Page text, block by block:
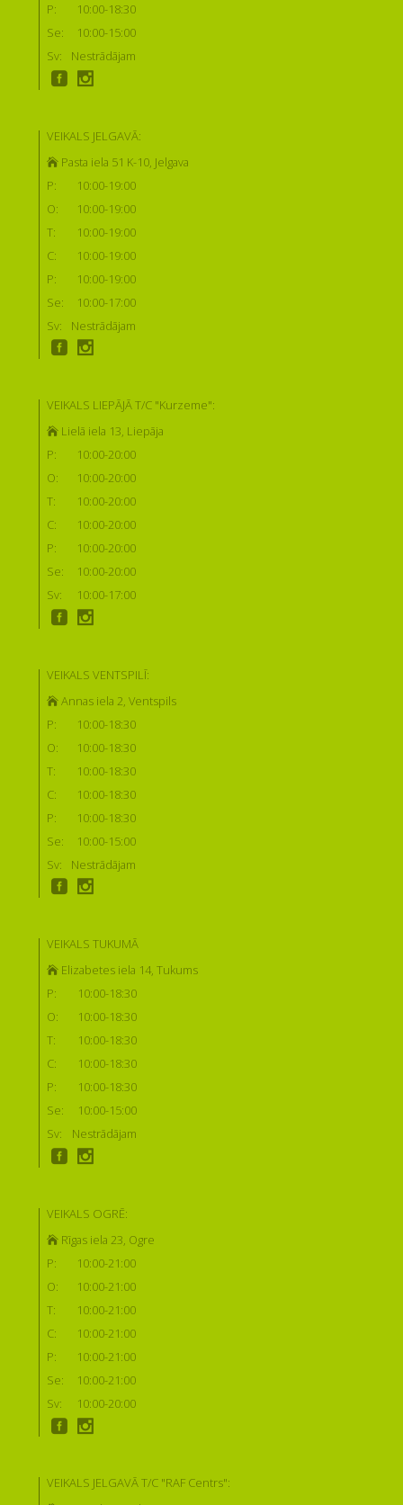
P:
10:00-18:30
Se:
10:00-15:00
Sv:
Nestrādājam
VEIKALS JELGAVĀ:
Pasta iela 51 K-10, Jelgava
P:
10:00-19:00
O:
10:00-19:00
T:
10:00-19:00
C:
10:00-19:00
P:
10:00-19:00
Se:
10:00-17:00
Sv:
Nestrādājam
VEIKALS LIEPĀJĀ T/C "Kurzeme":
Lielā iela 13, Liepāja
P:
10:00-20:00
O:
10:00-20:00
T:
10:00-20:00
C:
10:00-20:00
P:
10:00-20:00
Se:
10:00-20:00
Sv:
10:00-17:00
VEIKALS VENTSPILĪ:
Annas iela 2, Ventspils
P:
10:00-18:30
O:
10:00-18:30
T:
10:00-18:30
C:
10:00-18:30
P:
10:00-18:30
Se:
10:00-15:00
Sv:
Nestrādājam
VEIKALS TUKUMĀ
Elizabetes iela 14, Tukums
P:
10:00-18:30
O:
10:00-18:30
T:
10:00-18:30
C:
10:00-18:30
P:
10:00-18:30
Se:
10:00-15:00
Sv:
Nestrādājam
VEIKALS OGRĒ:
Rīgas iela 23, Ogre
P:
10:00-21:00
O:
10:00-21:00
T:
10:00-21:00
C:
10:00-21:00
P:
10:00-21:00
Se:
10:00-21:00
Sv:
10:00-20:00
VEIKALS JELGAVĀ T/C "RAF Centrs":